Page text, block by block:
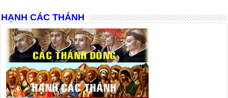
HẠNH CÁC THÁNH